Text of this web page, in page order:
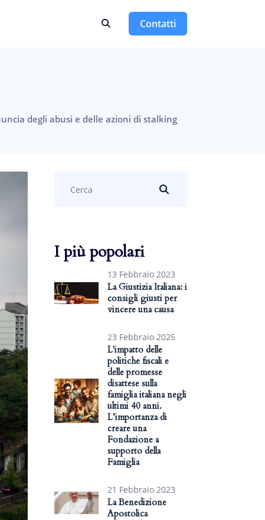
Contatti
degli abusi e delle azioni di stalking
I più popolari
13 Febbraio 2023
La Giustizia Italiana: i
consigli giusti per
vincere una causa
23 Febbraio 2025
L'impatto delle
politiche fiscali e
delle promesse
disattese sulla
famiglia italiana negli
ultimi 40 anni.
L’importanza di
creare una
Fondazione a
supporto della
Famiglia
21 Febbraio 2023
La Benedizione
Apostolica